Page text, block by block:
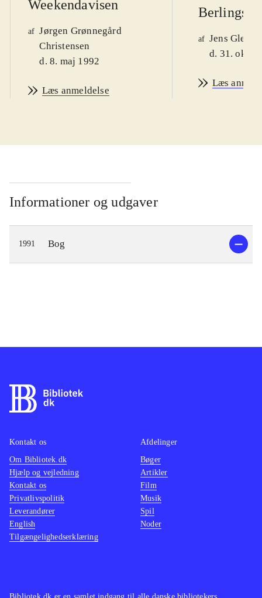
Weekendavisen
af Jørgen Grønnegård
Christensen
d. 8. maj 1992
Læs anmeldelse
af Jens
d. 31. okt.
Læs
Informationer og udgaver
1991 Bog
Kontakt os
Om Bibliotek.dk
Hjælp og vejledning
Kontakt os
Privatlivspolitik
Leverandører
English
Tilgængelighedserklæring
Afdelinger
Bøger
Artikler
Film
Musik
Spil
Noder